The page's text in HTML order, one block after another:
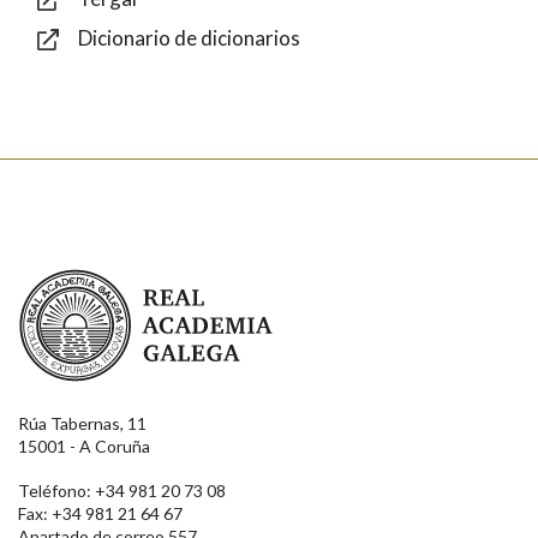
Dicionario de dicionarios
Real Academia Galega
Rúa Tabernas, 11
15001 - A Coruña
Teléfono: +34 981 20 73 08
Fax: +34 981 21 64 67